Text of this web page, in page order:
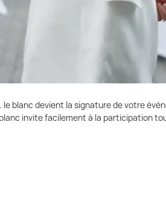
blanc devient la signature de votre
invite facilement à la participation